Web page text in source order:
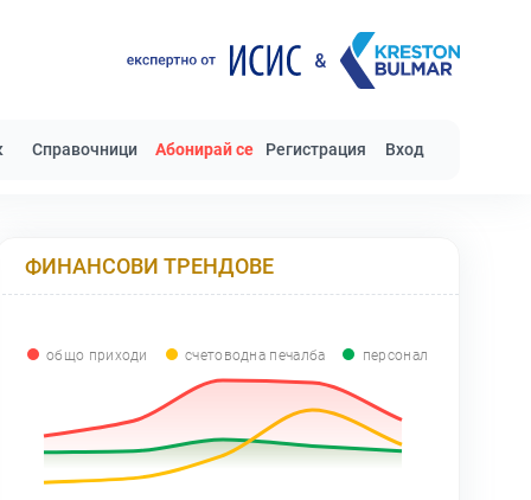
Справочници Абонирай се Регистрация Вход
ФИНАНСОВИ ТРЕНДОВЕ
общо приходи счетоводна печалба персонал